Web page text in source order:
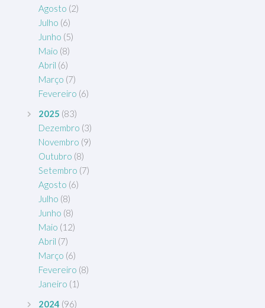
Agosto (2)
Julho (6)
Junho (5)
Maio (8)
Abril (6)
Março (7)
Fevereiro (6)
2025 (83)
Dezembro (3)
Novembro (9)
Outubro (8)
Setembro (7)
Agosto (6)
Julho (8)
Junho (8)
Maio (12)
Abril (7)
Março (6)
Fevereiro (8)
Janeiro (1)
2024 (96)